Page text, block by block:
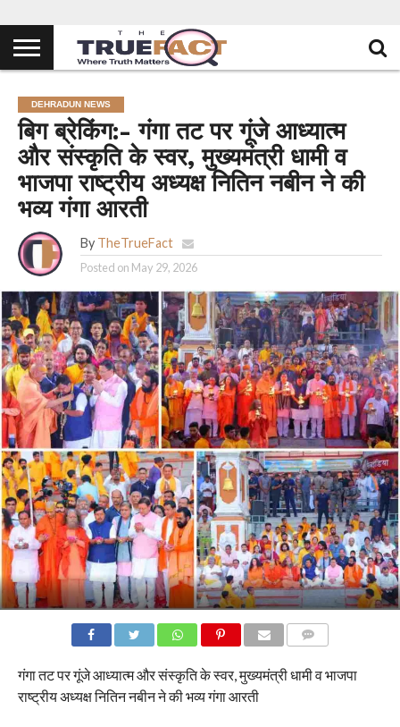
DEHRADUN NEWS
बिग ब्रेकिंग:- गंगा तट पर गूंजे आध्यात्म
और संस्कृति के स्वर, मुख्यमंत्री धामी व
भाजपा राष्ट्रीय अध्यक्ष नितिन नबीन ने की
भव्य गंगा आरती
By TheTrueFact
Posted on May 29, 2026
गंगा तट पर गूंजे आध्यात्म और संस्कृति के स्वर, मुख्यमंत्री धामी व भाजपा
राष्ट्रीय अध्यक्ष नितिन नबीन ने की भव्य गंगा आरती